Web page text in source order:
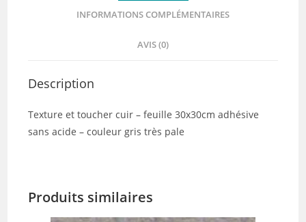
INFORMATIONS COMPLÉMENTAIRES
AVIS (0)
Description
Texture et toucher cuir – feuille 30x30cm adhésive
sans acide – couleur gris très pale
Produits similaires